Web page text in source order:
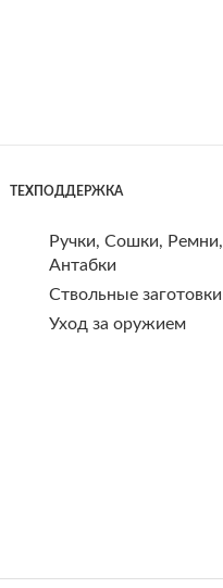
ТЕХПОДДЕРЖКА
Ручки, Сошки, Ремни,
Антабки
Ствольные заготовки
Уход за оружием